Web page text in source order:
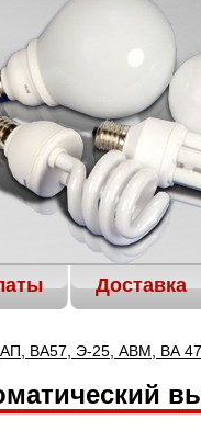
Доставка
АП, ВА57, Э-25, АВМ, ВА